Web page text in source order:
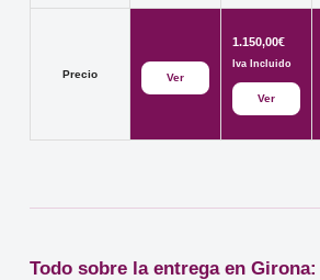
Precio Ver
1.150,00€
Iva Incluido
Ver
Todo sobre la entrega en